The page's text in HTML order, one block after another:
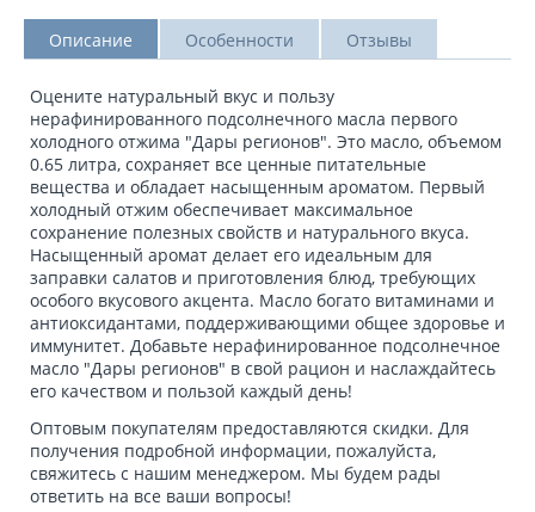
Описание Особенности Отзывы
Оцените натуральный вкус и пользу
нерафинированного подсолнечного масла первого
холодного отжима "Дары регионов". Это масло, объемом
0.65 литра, сохраняет все ценные питательные
вещества и обладает насыщенным ароматом. Первый
холодный отжим обеспечивает максимальное
сохранение полезных свойств и натурального вкуса.
Насыщенный аромат делает его идеальным для
заправки салатов и приготовления блюд, требующих
особого вкусового акцента. Масло богато витаминами и
антиоксидантами, поддерживающими общее здоровье и
иммунитет. Добавьте нерафинированное подсолнечное
масло "Дары регионов" в свой рацион и наслаждайтесь
его качеством и пользой каждый день!
Оптовым покупателям предоставляются скидки. Для
получения подробной информации, пожалуйста,
свяжитесь с нашим менеджером. Мы будем рады
ответить на все ваши вопросы!